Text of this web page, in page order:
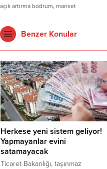
açık artırma bodrum, manset
Benzer Konular
Herkese yeni sistem geliyor!
Yapmayanlar evini
satamayacak
Ticaret Bakanlığı, taşınmaz